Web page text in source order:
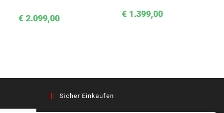
€ 2.099,00 € 1.399,00
Sicher Einkaufen